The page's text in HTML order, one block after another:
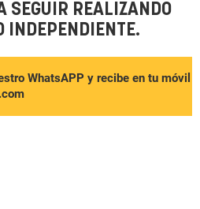
SEGUIR REALIZANDO
INDEPENDIENTE.
WhatsAPP y recibe en tu móvil